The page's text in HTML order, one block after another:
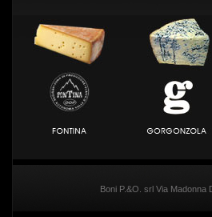
Boni P.&O. srl Via Madonna